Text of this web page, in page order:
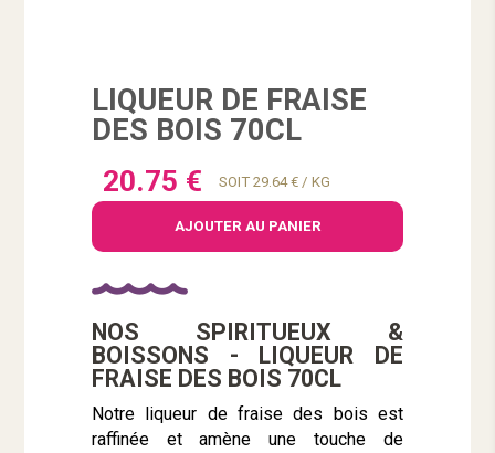
LIQUEUR DE FRAISE
DES BOIS 70CL
20.75 €
SOIT 29.64 € / KG
AJOUTER AU PANIER
NOS SPIRITUEUX &
BOISSONS - LIQUEUR DE
FRAISE DES BOIS 70CL
Notre liqueur de fraise des bois est
raffinée et amène une touche de